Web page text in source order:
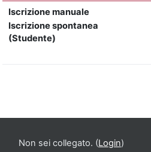
Iscrizione manuale
Iscrizione spontanea
(Studente)
Non sei collegato. (Login)